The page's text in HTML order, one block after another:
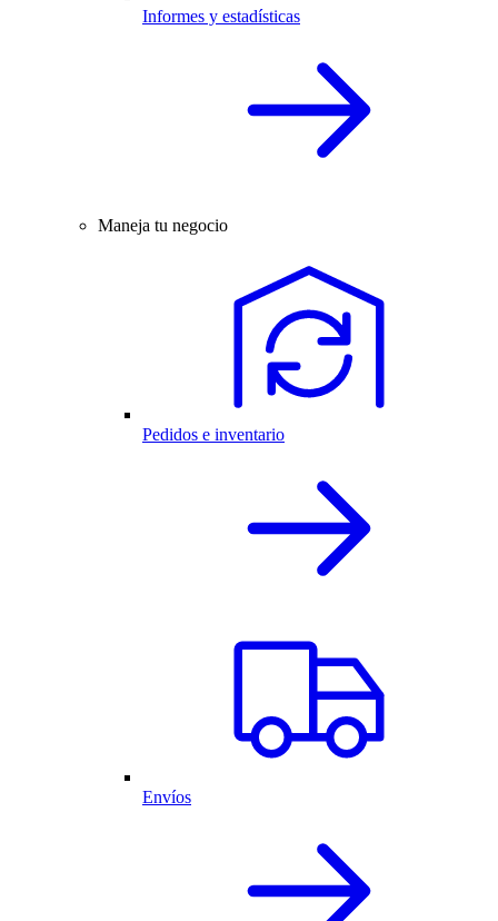
Informes y estadísticas
Maneja tu negocio
Pedidos e inventario
Envíos